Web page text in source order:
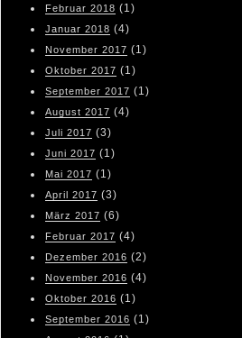
Februar 2018 (1)
Januar 2018 (4)
November 2017 (1)
Oktober 2017 (1)
September 2017 (1)
August 2017 (4)
Juli 2017 (3)
Juni 2017 (1)
Mai 2017 (1)
April 2017 (3)
März 2017 (6)
Februar 2017 (4)
Dezember 2016 (2)
November 2016 (4)
Oktober 2016 (1)
September 2016 (1)